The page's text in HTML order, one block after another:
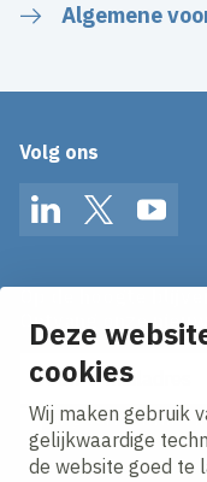
Deze
cookies
Wij maken gebruik
gelijkwaardige
de website goed te
Algemene
Volg ons
LinkedInTwitter
Ontvang onze
E-mailadres
Ik ga akkoord met